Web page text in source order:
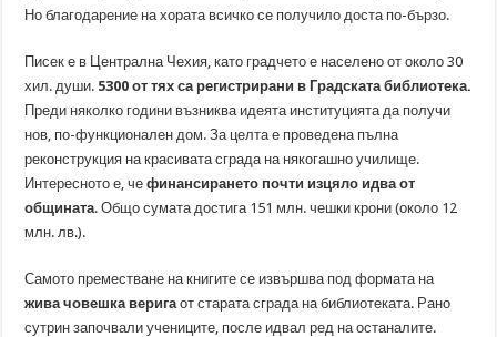
Но благодарение на хората всичко се получило доста по-бързо.
Писек е в Централна Чехия, като градчето е населено от около 30
хил. души. 5300 от тях са регистрирани в Градската библиотека.
Преди няколко години възниква идеята институцията да получи
нов, по-функционален дом. За целта е проведена пълна
реконструкция на красивата сграда на някогашно училище.
Интересното е, чефинансирането почти изцяло идва от
общината. Общо сумата достига 151 млн. чешки крони (около 12
млн. лв.).
Самото преместване на книгите се извършва под формата на
жива човешка верига от старата сграда на библиотеката. Рано
сутрин започвали учениците, после идвал ред на останалите.